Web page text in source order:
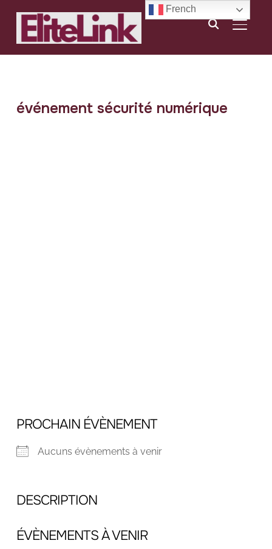
événement sécurité numérique
PROCHAIN ÉVÈNEMENT
Aucuns évènements à venir
DESCRIPTION
ÉVÈNEMENTS À VENIR
French